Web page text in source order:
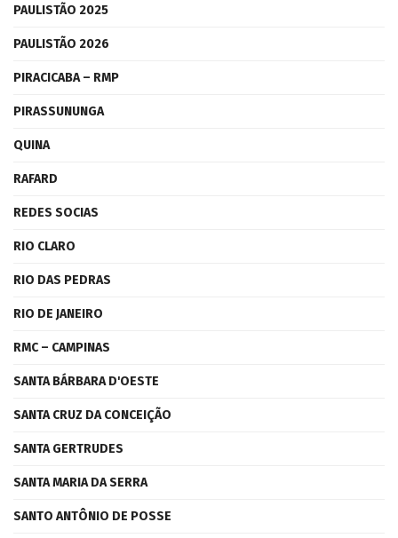
PAULISTÃO 2025
PAULISTÃO 2026
PIRACICABA – RMP
PIRASSUNUNGA
QUINA
RAFARD
REDES SOCIAS
RIO CLARO
RIO DAS PEDRAS
RIO DE JANEIRO
RMC – CAMPINAS
SANTA BÁRBARA D'OESTE
SANTA CRUZ DA CONCEIÇÃO
SANTA GERTRUDES
SANTA MARIA DA SERRA
SANTO ANTÔNIO DE POSSE